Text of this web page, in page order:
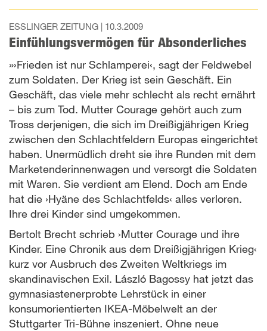
ESSLINGER ZEITUNG | 10.3.2009
Einfühlungsvermögen für Absonderliches
»›Frieden ist nur Schlamperei‹, sagt der Feldwebel
zum Soldaten. Der Krieg ist sein Geschäft. Ein
Geschäft, das viele mehr schlecht als recht ernährt
– bis zum Tod. Mutter Courage gehört auch zum
Tross derjenigen, die sich im Dreißigjährigen Krieg
zwischen den Schlachtfeldern Europas eingerichtet
haben. Unermüdlich dreht sie ihre Runden mit dem
Marketenderinnenwagen und versorgt die Soldaten
mit Waren. Sie verdient am Elend. Doch am Ende
hat die ›Hyäne des Schlachtfelds‹ alles verloren.
Ihre drei Kinder sind umgekommen.
Bertolt Brecht schrieb ›Mutter Courage und ihre
Kinder. Eine Chronik aus dem Dreißigjährigen Krieg‹
kurz vor Ausbruch des Zweiten Weltkriegs im
skandinavischen Exil. László Bagossy hat jetzt das
gymnasiastenerprobte Lehrstück in einer
konsumorientierten IKEA-Möbelwelt an der
Stuttgarter Tri-Bühne inszeniert. Ohne neue